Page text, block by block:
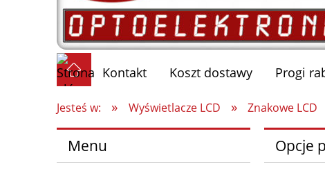
Kontakt Koszt dostawy Progi
Jesteś w: » Wyświetlacze LCD » Znakowe LCD
Menu Opcje